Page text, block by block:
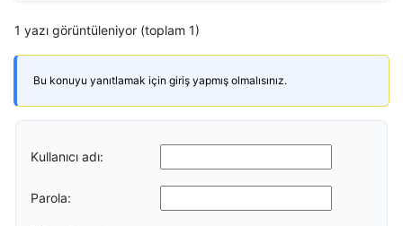
1 yazı görüntüleniyor (toplam 1)
Bu konuyu yanıtlamak için giriş yapmış olmalısınız.
Kullanıcı adı:
Parola: